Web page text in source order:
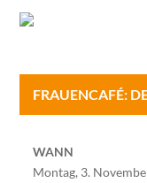
FRAUENCAFÉ:
WANN
Montag, 3.